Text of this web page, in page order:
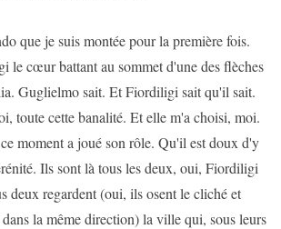
que je suis montée pour la première fois.
le cœur battant au sommet d'une des flèches
Guglielmo sait. Et Fiordiligi sait qu'il sait.
toute cette banalité. Et elle m'a choisi, moi.
moment a joué son rôle. Qu'il est doux d'y
Ils sont là tous les deux, oui, Fiordiligi
deux regardent (oui, ils osent le cliché et
la même direction) la ville qui, sous leurs